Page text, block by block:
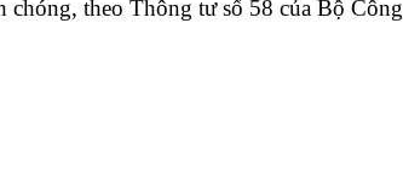
chóng, theo Thông tư số 58 của Bộ Công